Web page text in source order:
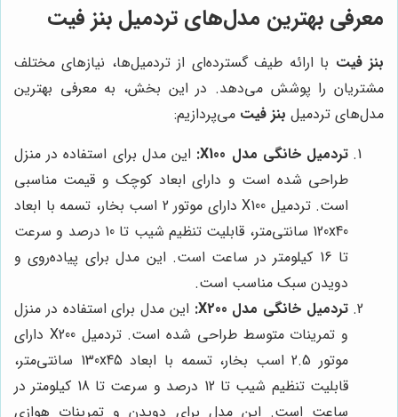
معرفی بهترین مدل‌های تردمیل بنز فیت
بنز فیت با ارائه طیف گسترده‌ای از تردمیل‌ها، نیازهای مختلف
مشتریان را پوشش می‌دهد. در این بخش، به معرفی بهترین
مدل‌های تردمیل بنز فیت می‌پردازیم:
تردمیل خانگی مدل X100:
این مدل برای استفاده در منزل
طراحی شده است و دارای ابعاد کوچک و قیمت مناسبی
است. تردمیل X100 دارای موتور 2 اسب بخار، تسمه با ابعاد
120x40 سانتی‌متر، قابلیت تنظیم شیب تا 10 درصد و سرعت
تا 16 کیلومتر در ساعت است. این مدل برای پیاده‌روی و
دویدن سبک مناسب است.
تردمیل خانگی مدل X200:
این مدل برای استفاده در منزل
و تمرینات متوسط طراحی شده است. تردمیل X200 دارای
موتور 2.5 اسب بخار، تسمه با ابعاد 130x45 سانتی‌متر،
قابلیت تنظیم شیب تا 12 درصد و سرعت تا 18 کیلومتر در
ساعت است. این مدل برای دویدن و تمرینات هوازی